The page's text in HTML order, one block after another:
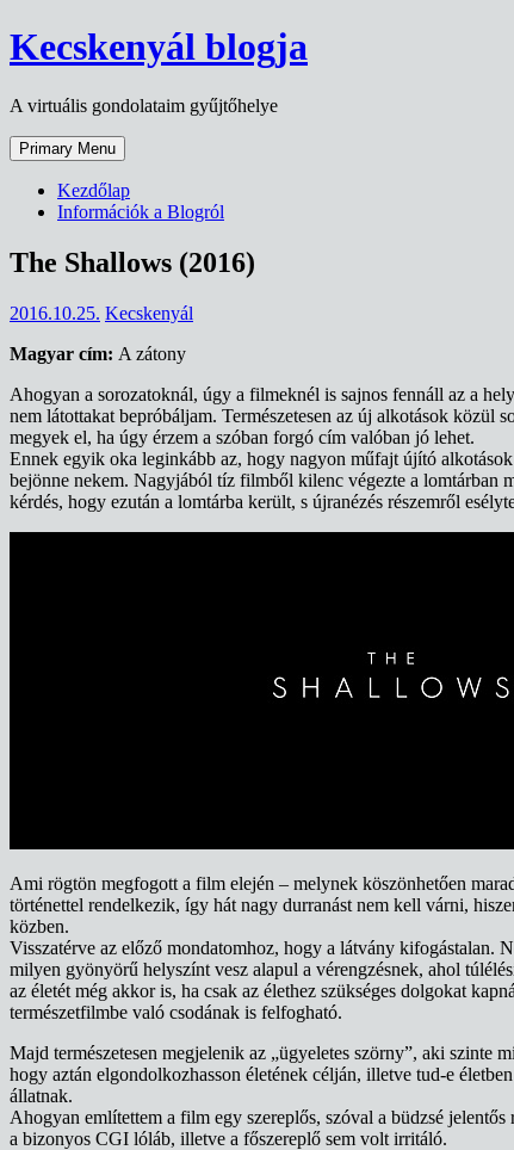
Skip
to
Kecskenyál blogja
A virtuális gondolataim gyűjtőhelye
Primary Menu
Kezdőlap
Információk a Blogról
The Shallows (2016)
2016.10.25. Kecskenyál
Magyar cím: A zátony
Ahogyan a sorozatoknál, úgy a filmeknél is sajnos fennáll az a
nem látottakat bepróbáljam. Természetesen az új alkotások
megyek el, ha úgy érzem a szóban forgó cím valóban jó lehet.
Ennek egyik oka leginkább az, hogy nagyon műfajt újító
bejönne nekem. Nagyjából tíz filmből kilenc végezte a lomtárban
kérdés, hogy ezután a lomtárba került, s újranézés részemről
Ami rögtön megfogott a film elején – melynek köszönhetően
történettel rendelkezik, így hát nagy durranást nem kell várni,
közben.
Visszatérve az előző mondatomhoz, hogy a látvány kifogástalan.
milyen gyönyörű helyszínt vesz alapul a vérengzésnek, ahol
az életét még akkor is, ha csak az élethez szükséges dolgokat
természetfilmbe való csodának is felfogható.
Majd természetesen megjelenik az „ügyeletes szörny”, aki szinte
hogy aztán elgondolkozhasson életének célján, illetve tud-e
állatnak.
Ahogyan említettem a film egy szereplős, szóval a büdzsé
a bizonyos CGI lóláb, illetve a főszereplő sem volt irritáló.